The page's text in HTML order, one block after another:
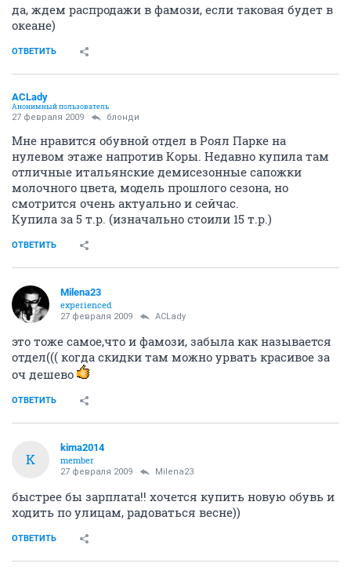
да, ждем распродажи в фамози, если таковая будет в
океане)
ОТВЕТИТЬ
ACLady
Анонимный пользователь
27 февраля 2009 блонди
Мне нравится обувной отдел в Роял Парке на
нулевом этаже напротив Коры. Недавно купила там
отличные итальянские демисезонные сапожки
молочного цвета, модель прошлого сезона, но
смотрится очень актуально и сейчас.
Купила за 5 т.р. (изначально стоили 15 т.р.)
ОТВЕТИТЬ
Milena23
experienced
27 февраля 2009 ACLady
это тоже самое,что и фамози, забыла как называется
отдел((( когда скидки там можно урвать красивое за
оч дешево
ОТВЕТИТЬ
K
kima2014
member
27 февраля 2009 Milena23
быстрее бы зарплата!! хочется купить новую обувь и
ходить по улицам, радоваться весне))
ОТВЕТИТЬ